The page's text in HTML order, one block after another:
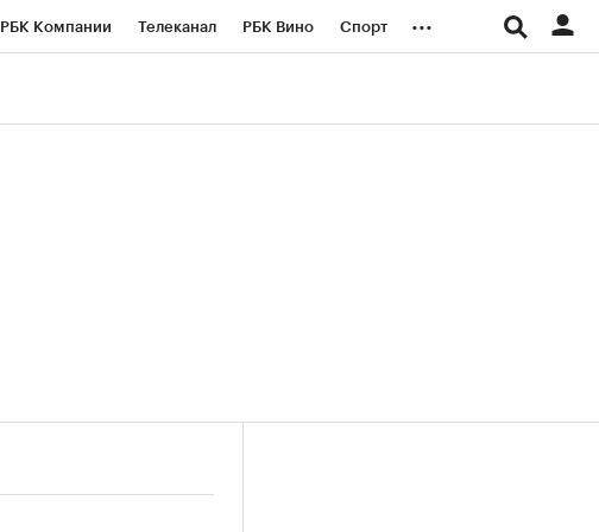
РБК Компании Телеканал РБК Вино Спорт ...